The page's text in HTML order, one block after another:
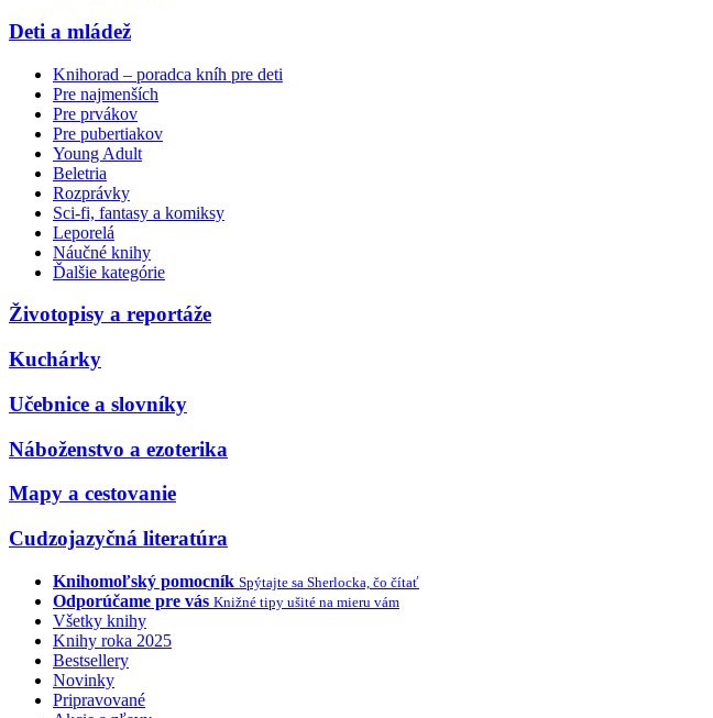
Deti a mládež
Knihorad – poradca kníh pre deti
Pre najmenších
Pre prvákov
Pre pubertiakov
Young Adult
Beletria
Rozprávky
Sci-fi, fantasy a komiksy
Leporelá
Náučné knihy
Ďalšie kategórie
Životopisy a reportáže
Kuchárky
Učebnice a slovníky
Náboženstvo a ezoterika
Mapy a cestovanie
Cudzojazyčná literatúra
Knihomoľský pomocník Spýtajte sa Sherlocka, čo čítať
Odporúčame pre vás Knižné tipy ušité na mieru vám
Všetky knihy
Knihy roka 2025
Bestsellery
Novinky
Pripravované